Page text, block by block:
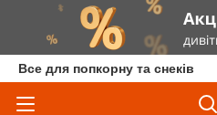
Все для попкорну та снеків